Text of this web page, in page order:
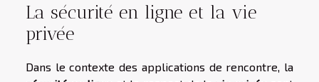
La sécurité en ligne et la vie
privée
Dans le contexte des applications de rencontre, la